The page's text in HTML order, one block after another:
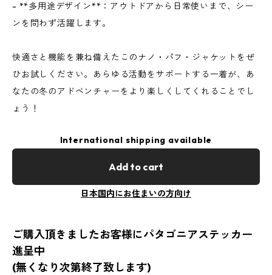
- **多用途デザイン**：アウトドアから日常使いまで、シー
ンを問わず活躍します。
快適さと機能を兼ね備えたこのナノ・パフ・ジャケットをぜ
ひお試しください。あらゆる活動をサポートする一着が、あ
なたの冬のアドベンチャーをより楽しくしてくれることでし
ょう！
International shipping available
Add to cart
日本国内にお住まいの方向け
ご購入頂きましたお客様にパタゴニアステッカー
進呈中
(無くなり次第終了致します)